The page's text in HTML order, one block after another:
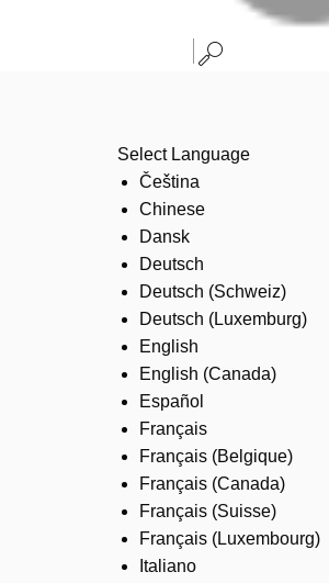
Select Language
Čeština
Chinese
Dansk
Deutsch
Deutsch (Schweiz)
Deutsch (Luxemburg)
English
English (Canada)
Español
Français
Français (Belgique)
Français (Canada)
Français (Suisse)
Français (Luxembourg)
Italiano